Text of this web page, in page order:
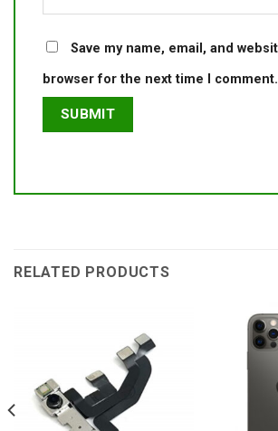
Save my name, email, and
browser for the next time I comment.
RELATED PRODUCTS